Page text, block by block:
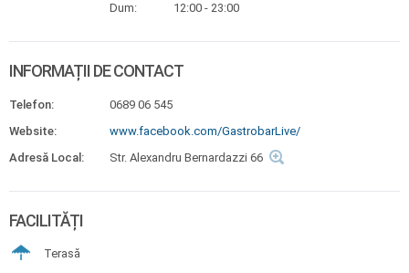
Dum:
12:00 - 23:00
INFORMAȚII DE CONTACT
Telefon:
0689 06 545
Website:
www.facebook.com/GastrobarLive/
Adresă Local:
Str. Alexandru Bernardazzi 66
FACILITĂȚI
Terasă